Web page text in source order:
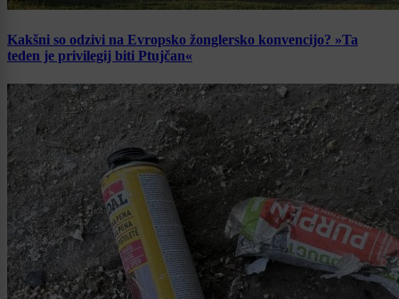
Kakšni so odzivi na Evropsko žonglersko konvencijo? »Ta
teden je privilegij biti Ptujčan«